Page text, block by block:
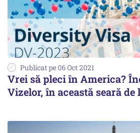
Publicat pe 06 Oct 2021
Vrei să pleci în America?
Vizelor, în această seară de